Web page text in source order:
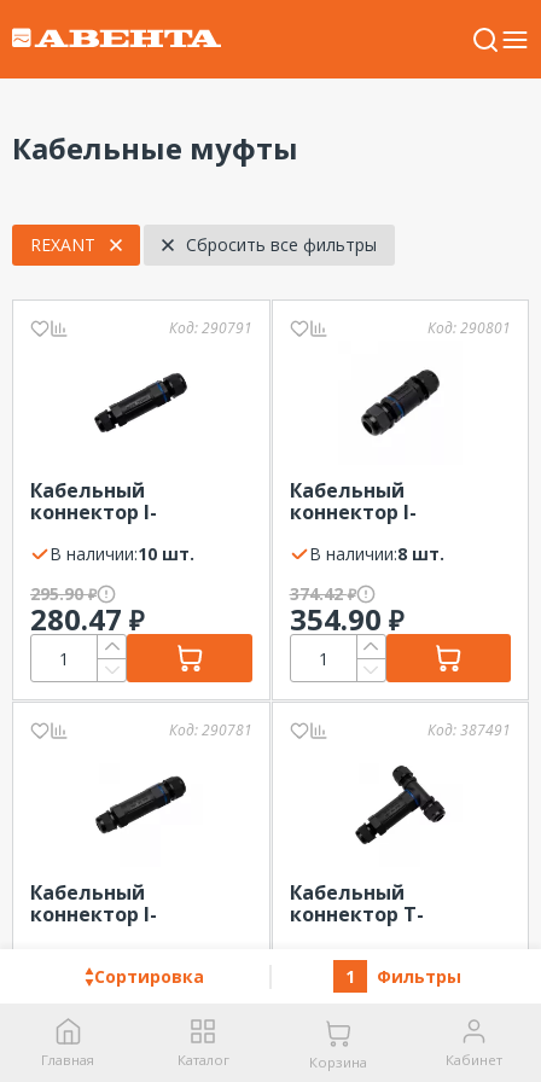
Кабельные муфты
Сортировка 1 Фильтры
REXANT Сбросить все фильтры
Код:290791
Кабельный
коннектор I-
2,5мм2 IP68 REXANT
В наличии:
10 шт.
295.90₽
280.47 ₽
Код:290801
Кабельный
коннектор I-
1,5мм2 IP68 REXANT
В наличии:
8 шт.
374.42₽
354.90 ₽
Код:290781
Кабельный
коннектор I-
411.14
Код:387491
Кабельный
коннектор T-
2,5мм2 IP68 REXANT
В наличии:
482.76₽
457.59
Главная Каталог Корзина Кабинет